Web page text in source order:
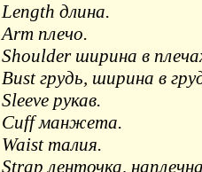
Length длина.
Arm плечо.
Shoulder ширина в
Bust грудь, ширина в
Sleeve рукав.
Cuff манжета.
Waist талия.
Strap ленточка,